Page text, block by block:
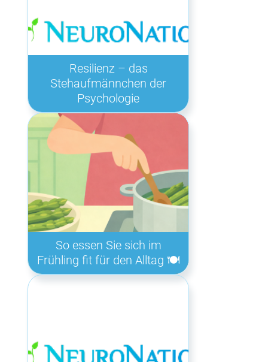
Resilienz – das
Stehaufmännchen der
Psychologie
So essen Sie sich im
Frühling fit für den Alltag 🍽️